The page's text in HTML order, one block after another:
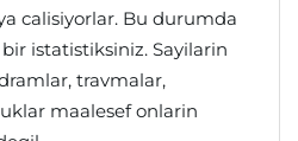
calisiyorlar. Bu durumda
istatistiksiniz. Sayilarin
travmalar,
maalesef onlarin